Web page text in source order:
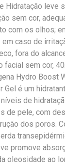
Hidratação leve
sem cor,
com os olhos;
caso de
fora do
sem cor,
Hydro Boost
Gel é um
de
de pele, com
dos poros.
promove
oleosidade ao